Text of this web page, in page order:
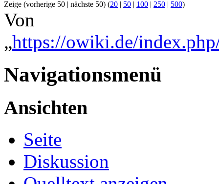
Zeige (vorherige 50 | nächste 50) (20 | 50 | 100 | 250 | 500)
Von
„https://owiki.de/
Navigationsmenü
Ansichten
Seite
Diskussion